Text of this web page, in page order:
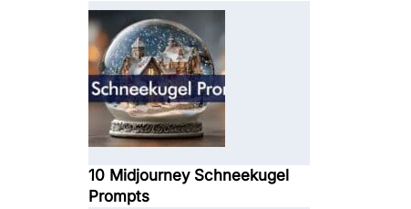
10 Midjourney Schneekugel
Prompts